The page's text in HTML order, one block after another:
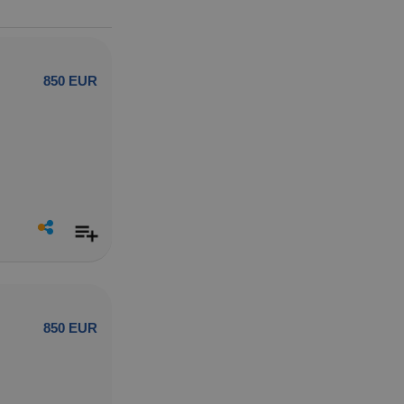
850 EUR
850 EUR